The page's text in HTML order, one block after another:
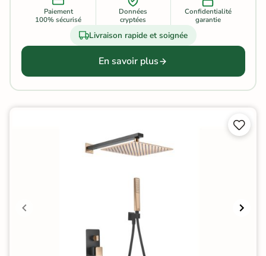
Paiement
100% sécurisé
Données
cryptées
Confidentialité
garantie
Livraison rapide et soignée
En savoir plus

